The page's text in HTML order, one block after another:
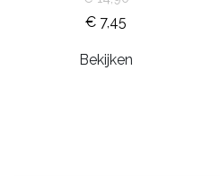
€ 7,45
Bekijken